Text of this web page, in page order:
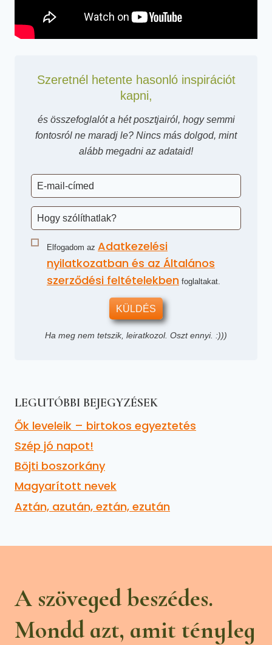
Szeretnél hetente hasonló inspirációt
kapni,
és összefoglalót a hét posztjairól, hogy semmi
fontosról ne maradj le? Nincs más dolgod, mint
alább megadni az adataid!
Elfogadom az Adatkezelési
nyilatkozatban és az Általános
szerződési feltételekben foglaltakat.
KÜLDÉS
Ha meg nem tetszik, leiratkozol. Oszt ennyi. :)))
LEGUTÓBBI BEJEGYZÉSEK
Ők leveleik – birtokos egyeztetés
Szép jó napot!
Böjti boszorkány
Magyarított nevek
Aztán, azután, eztán, ezután
A szöveged beszédes.
Mondd azt, amit tényleg